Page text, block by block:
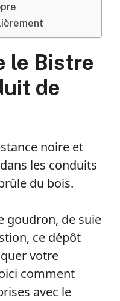
le Bistre
de
noire et
les conduits
du bois.
goudron, de suie
ce dépôt
votre
comment
avec le